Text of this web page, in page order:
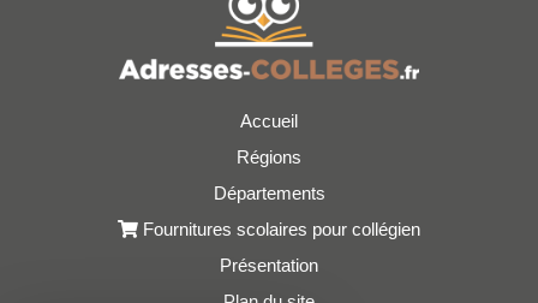
Accueil
Régions
Départements
Fournitures scolaires pour collégien
Présentation